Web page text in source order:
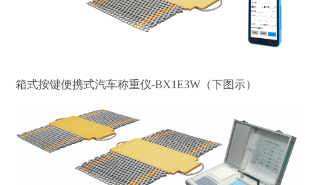
箱式按键便携式汽车称重仪-BX1E3W（下图示）